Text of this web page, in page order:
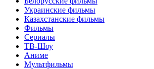
Украинские фильмы
Казахстанские фильмы
Фильмы
Сериалы
ТВ-Шоу
Аниме
Мультфильмы